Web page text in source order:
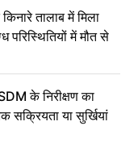
तालाब में मिला
परिस्थितियों में मौत से
के निरीक्षण का
सक्रियता या सुर्खियां